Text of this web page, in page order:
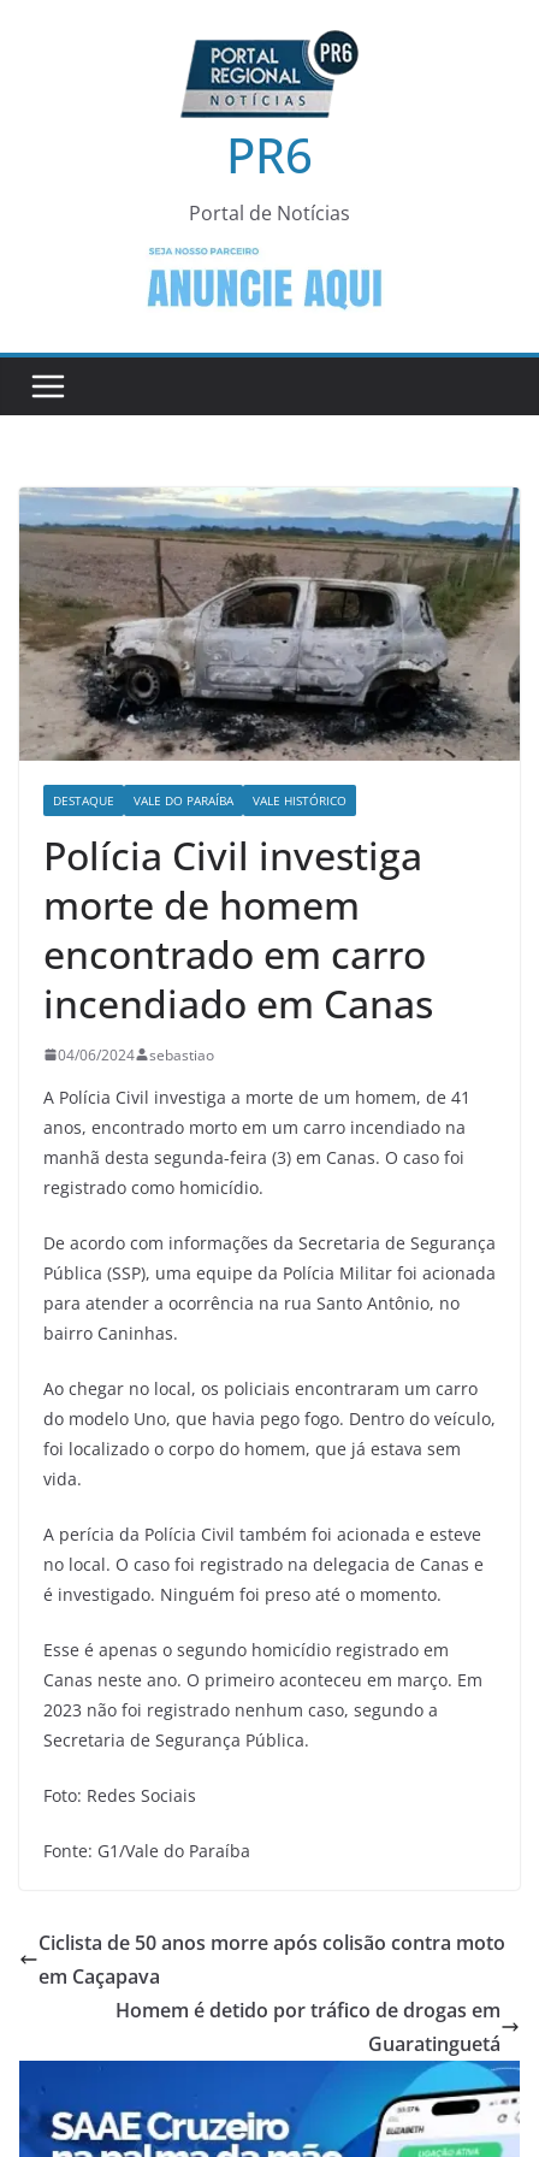
PR6
Portal de Notícias
DESTAQUE VALE DO PARAÍBA VALE HISTÓRICO
Polícia Civil investiga
morte de homem
encontrado em carro
incendiado em Canas
04/06/2024 sebastiao
A Polícia Civil investiga a morte de um homem, de 41
anos, encontrado morto em um carro incendiado na
manhã desta segunda-feira (3) em Canas. O caso foi
registrado como homicídio.
De acordo com informações da Secretaria de Segurança
Pública (SSP), uma equipe da Polícia Militar foi acionada
para atender a ocorrência na rua Santo Antônio, no
bairro Caninhas.
Ao chegar no local, os policiais encontraram um carro
do modelo Uno, que havia pego fogo. Dentro do veículo,
foi localizado o corpo do homem, que já estava sem
vida.
A perícia da Polícia Civil também foi acionada e esteve
no local. O caso foi registrado na delegacia de Canas e
é investigado. Ninguém foi preso até o momento.
Esse é apenas o segundo homicídio registrado em
Canas neste ano. O primeiro aconteceu em março. Em
2023 não foi registrado nenhum caso, segundo a
Secretaria de Segurança Pública.
Foto: Redes Sociais
Fonte: G1/Vale do Paraíba
Ciclista de 50 anos morre após colisão contra moto
em Caçapava
Homem é detido por tráfico de drogas em
Guaratinguetá